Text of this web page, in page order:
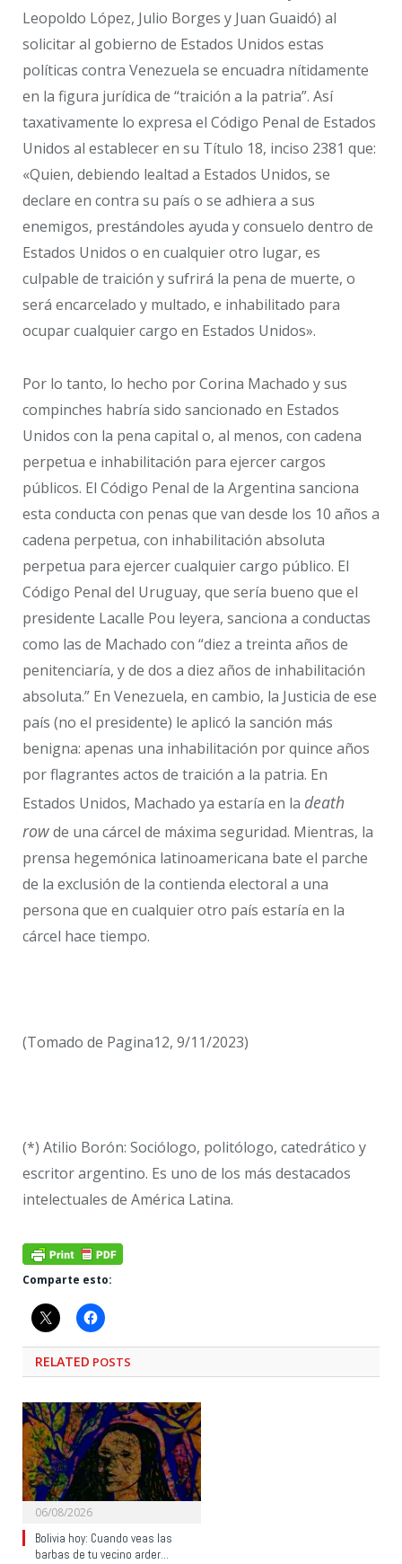
Leopoldo López, Julio Borges y Juan Guaidó) al
solicitar al gobierno de Estados Unidos estas
políticas contra Venezuela se encuadra nítidamente
en la figura jurídica de “traición a la patria”. Así
taxativamente lo expresa el Código Penal de Estados
Unidos al establecer en su Título 18, inciso 2381 que:
«Quien, debiendo lealtad a Estados Unidos, se
declare en contra su país o se adhiera a sus
enemigos, prestándoles ayuda y consuelo dentro de
Estados Unidos o en cualquier otro lugar, es
culpable de traición y sufrirá la pena de muerte, o
será encarcelado y multado, e inhabilitado para
ocupar cualquier cargo en Estados Unidos».
Por lo tanto, lo hecho por Corina Machado y sus
compinches habría sido sancionado en Estados
Unidos con la pena capital o, al menos, con cadena
perpetua e inhabilitación para ejercer cargos
públicos. El Código Penal de la Argentina sanciona
esta conducta con penas que van desde los 10 años a
cadena perpetua, con inhabilitación absoluta
perpetua para ejercer cualquier cargo público. El
Código Penal del Uruguay, que sería bueno que el
presidente Lacalle Pou leyera, sanciona a conductas
como las de Machado con “diez a treinta años de
penitenciaría, y de dos a diez años de inhabilitación
absoluta.” En Venezuela, en cambio, la Justicia de ese
país (no el presidente) le aplicó la sanción más
benigna: apenas una inhabilitación por quince años
por flagrantes actos de traición a la patria. En
Estados Unidos, Machado ya estaría en la death
rowde una cárcel de máxima seguridad. Mientras, la
prensa hegemónica latinoamericana bate el parche
de la exclusión de la contienda electoral a una
persona que en cualquier otro país estaría en la
cárcel hace tiempo.
(Tomado de Pagina12, 9/11/2023)
(*) Atilio Borón: Sociólogo, politólogo, catedrático y
escritor argentino. Es uno de los más destacados
intelectuales de América Latina.
Comparte esto:
RELATED POSTS
06/08/2026
Bolivia hoy: Cuando veas las
barbas de tu vecino arder…